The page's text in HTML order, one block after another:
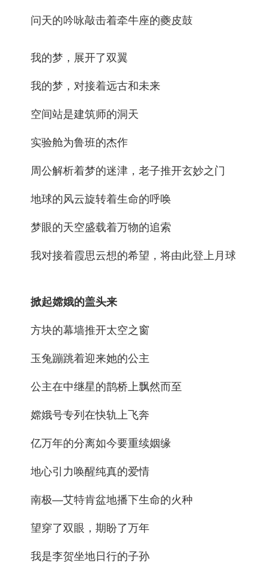
问天的吟咏敲击着牵牛座的夔皮鼓
我的梦，展开了双翼
我的梦，对接着远古和未来
空间站是建筑师的洞天
实验舱为鲁班的杰作
周公解析着梦的迷津，老子推开玄妙之门
地球的风云旋转着生命的呼唤
梦眼的天空盛载着万物的追索
我对接着霞思云想的希望，将由此登上月球
掀起嫦娥的盖头来
方块的幕墙推开太空之窗
玉兔蹦跳着迎来她的公主
公主在中继星的鹊桥上飘然而至
嫦娥号专列在快轨上飞奔
亿万年的分离如今要重续姻缘
地心引力唤醒纯真的爱情
南极—艾特肯盆地播下生命的火种
望穿了双眼，期盼了万年
我是李贺坐地日行的子孙